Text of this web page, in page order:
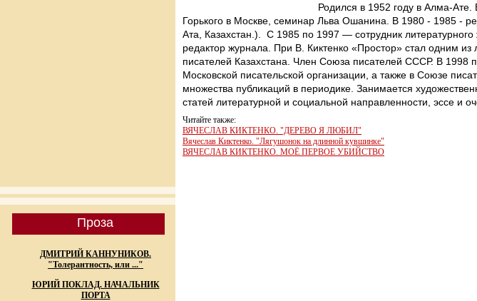
Проза
ДМИТРИЙ КАННУНИКОВ.
"Толерантность, или ..."
ЮРИЙ ПОКЛАД. НАЧАЛЬНИК
ПОРТА
Родился в 1952 году в Алма-Ате.
Горького в Москве, семинар Льва Ошанина. В 1980 - 1985 -
Ата, Казахстан.). С 1985 по 1997 — сотрудник
редактор журнала. При В. Киктенко «Простор» стал одним
писателей Казахстана. Член Союза писателей СССР. В 1998
Московской писательской организации, а также в Союзе
множества публикаций в периодике. Занимается
статей литературной и социальной направленности, эссе и
Читайте также:
ВЯЧЕСЛАВ КИКТЕНКО. "ДЕРЕВО Я ЛЮБИЛ"
Вячеслав Киктенко. "Лягушонок на длинной кувшинке"
ВЯЧЕСЛАВ КИКТЕНКО. МОЁ ПЕРВОЕ УБИЙСТВО